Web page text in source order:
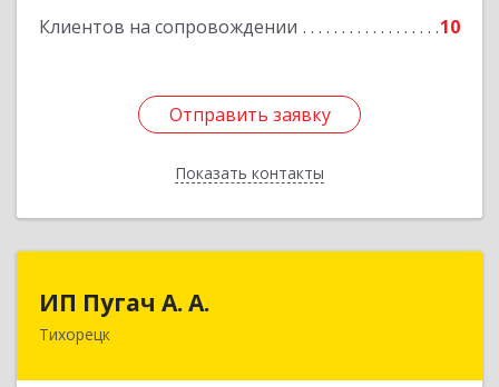
Клиентов на сопровождении 10
Отправить заявку
Показать контакты
Отправить заявку
Назад
ИП Пугач А. А.
Тихорецк
352114, Краснодарский край, Тихорецкий р-н,